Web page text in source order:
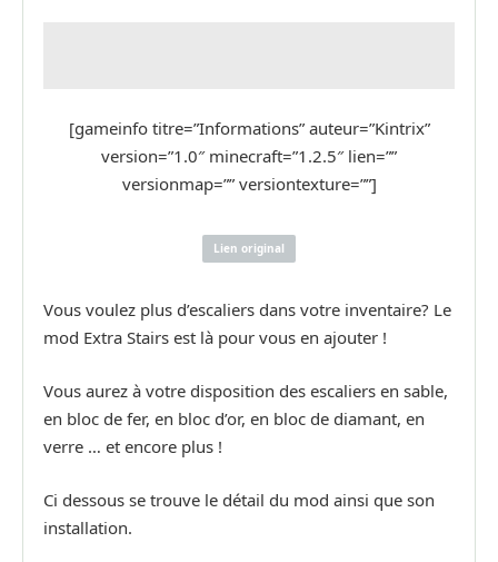
[gameinfo titre=”Informations” auteur=”Kintrix”
version=”1.0″ minecraft=”1.2.5″ lien=””
versionmap=”” versiontexture=””]
Lien original
Vous voulez plus d’escaliers dans votre inventaire? Le
mod Extra Stairs est là pour vous en ajouter !
Vous aurez à votre disposition des escaliers en sable,
en bloc de fer, en bloc d’or, en bloc de diamant, en
verre … et encore plus !
Ci dessous se trouve le détail du mod ainsi que son
installation.